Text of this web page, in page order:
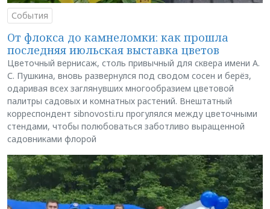
События
От флокса до камнеломки: как прошла
последняя июльская выставка цветов
Цветочный вернисаж, столь привычный для сквера имени А.
С. Пушкина, вновь развернулся под сводом сосен и берёз,
одаривая всех заглянувших многообразием цветовой
палитры садовых и комнатных растений. Внештатный
корреспондент sibnovosti.ru прогулялся между цветочными
стендами, чтобы полюбоваться заботливо выращенной
садовниками флорой